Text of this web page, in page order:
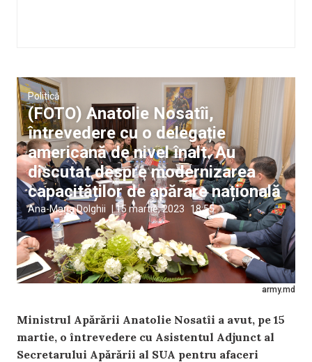
army.md
Politică
(FOTO) Anatolie Nosatîi,
întrevedere cu o delegație
americană de nivel înalt. Au
discutat despre modernizarea
capacităților de apărare națională
Ana-Maria Dolghii 15 martie, 2023 18:55
Ministrul Apărării Anatolie Nosatîi a avut, pe 15
martie, o întrevedere cu Asistentul Adjunct al
Secretarului Apărării al SUA pentru afaceri